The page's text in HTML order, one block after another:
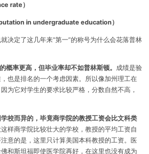
rate）
in undergraduate education）
决定了这几年来“第一”的称号为什么会花落普林
概率更高，但毕业率却不如普林斯顿。 成绩是验
也是排名的一个考虑因素。所以像加州理工在
为它对学生的要求比较严格，分数自然不高，
校而异的，毕竟商学院的教授工资会比文科类
样商学院比较壮大的学校，教授的平均工资自
意的是，这里只计算美国本科教授的工资。医
和斯坦福即使医学院再好，在这里也没有成为